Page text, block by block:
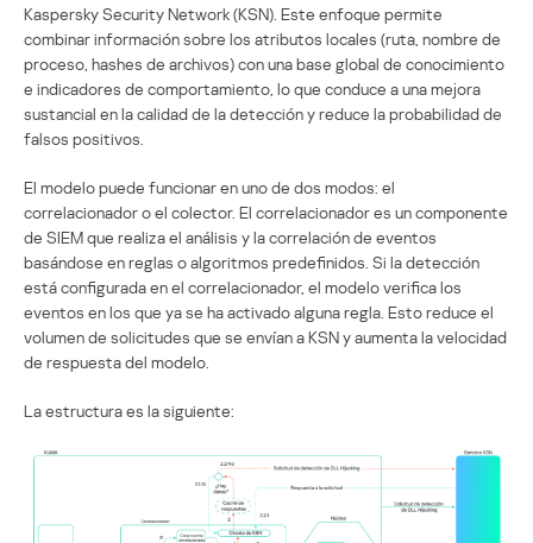
Kaspersky Security Network (KSN). Este enfoque permite
combinar información sobre los atributos locales (ruta, nombre de
proceso, hashes de archivos) con una base global de conocimiento
e indicadores de comportamiento, lo que conduce a una mejora
sustancial en la calidad de la detección y reduce la probabilidad de
falsos positivos.
El modelo puede funcionar en uno de dos modos: el
correlacionador o el colector. El correlacionador es un componente
de SIEM que realiza el análisis y la correlación de eventos
basándose en reglas o algoritmos predefinidos. Si la detección
está configurada en el correlacionador, el modelo verifica los
eventos en los que ya se ha activado alguna regla. Esto reduce el
volumen de solicitudes que se envían a KSN y aumenta la velocidad
de respuesta del modelo.
La estructura es la siguiente: